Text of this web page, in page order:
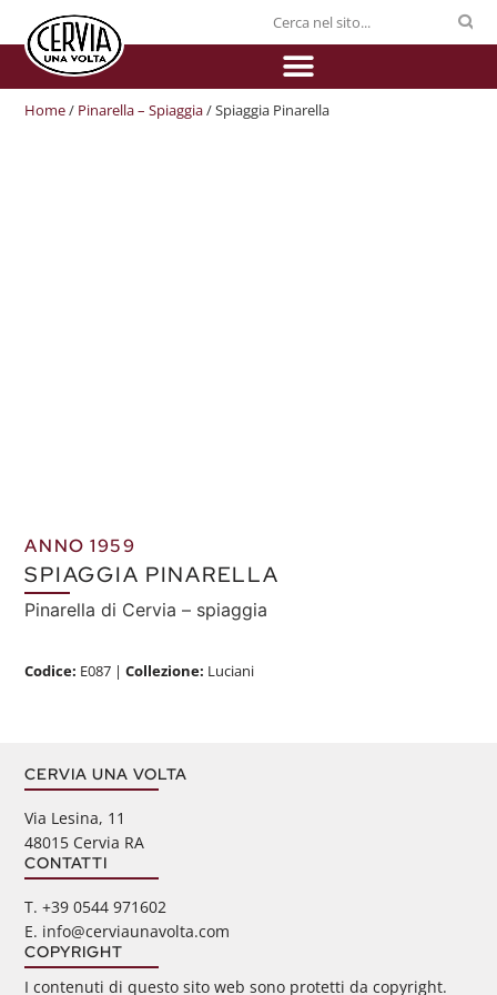
Home/ Pinarella – Spiaggia/ Spiaggia Pinarella
ANNO 1959
SPIAGGIA PINARELLA
Pinarella di Cervia – spiaggia
Codice: E087 |Collezione: Luciani
CERVIA UNA VOLTA
Via Lesina, 11
48015 Cervia RA
CONTATTI
‭T. +39 0544 971602
E. info@cerviaunavolta.com
COPYRIGHT
I contenuti di questo sito web sono protetti da copyright.